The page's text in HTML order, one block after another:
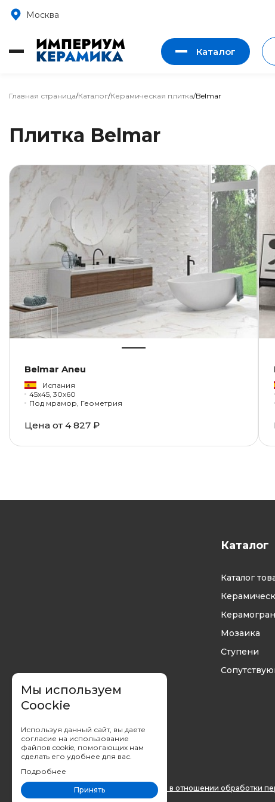
Москва
Каталог
Главная страница/Каталог/Керамическая плитка/Belmar
Плитка Belmar
Belmar Aneu
Испания
45x45, 30x60
Под мрамор, Геометрия
Цена от 4 827 ₽
Каталог
Каталог
Мозаика
Ступени
Вы принимаете условия политики в отношении обработки
Мы используем
Coockie
Используя данный сайт, вы даете
согласие на использование
файлов cookie, помогающих нам
сделать его удобнее для вас.
Подробнее
Принять